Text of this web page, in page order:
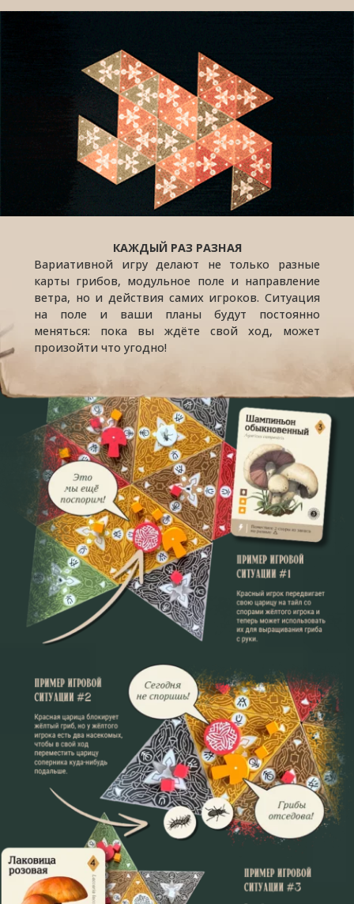
КАЖДЫЙ РАЗ РАЗНАЯ
Вариативной игру делают не только разные
карты грибов, модульное поле и направление
ветра, но и действия самих игроков. Ситуация
на поле и ваши планы будут постоянно
меняться: пока вы ждёте свой ход, может
произойти что угодно!